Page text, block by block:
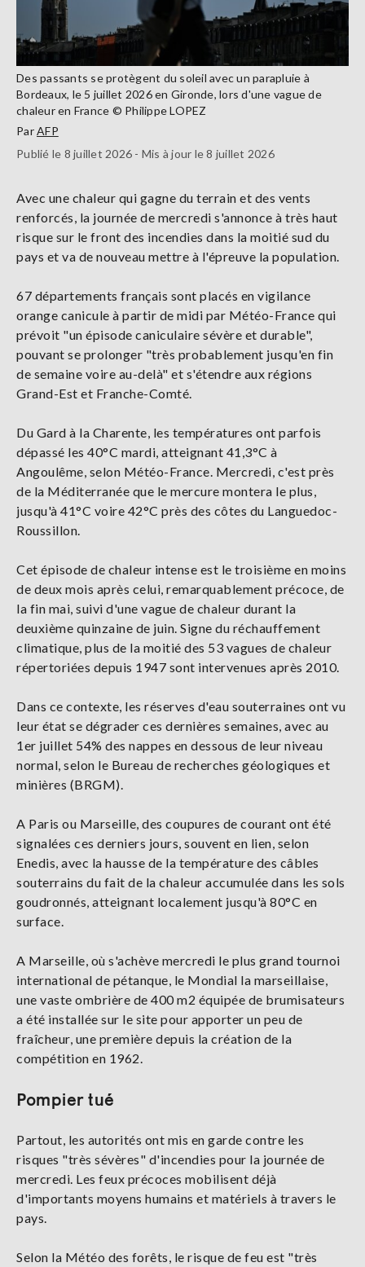
Des passants se protègent du soleil avec un parapluie à
Bordeaux, le 5 juillet 2026 en Gironde, lors d'une vague de
chaleur en France © Philippe LOPEZ
ParAFP
Publié le 8 juillet 2026 - Mis à jour le 8 juillet 2026
Avec une chaleur qui gagne du terrain et des vents
renforcés, la journée de mercredi s'annonce à très haut
risque sur le front des incendies dans la moitié sud du
pays et va de nouveau mettre à l'épreuve la population.
67 départements français sont placés en vigilance
orange canicule à partir de midi par Météo-France qui
prévoit "un épisode caniculaire sévère et durable",
pouvant se prolonger "très probablement jusqu'en fin
de semaine voire au-delà" et s'étendre aux régions
Grand-Est et Franche-Comté.
Du Gard à la Charente, les températures ont parfois
dépassé les 40°C mardi, atteignant 41,3°C à
Angoulême, selon Météo-France. Mercredi, c'est près
de la Méditerranée que le mercure montera le plus,
jusqu'à 41°C voire 42°C près des côtes du Languedoc-
Roussillon.
Cet épisode de chaleur intense est le troisième en moins
de deux mois après celui, remarquablement précoce, de
la fin mai, suivi d'une vague de chaleur durant la
deuxième quinzaine de juin. Signe du réchauffement
climatique, plus de la moitié des 53 vagues de chaleur
répertoriées depuis 1947 sont intervenues après 2010.
Dans ce contexte, les réserves d'eau souterraines ont vu
leur état se dégrader ces dernières semaines, avec au
1er juillet 54% des nappes en dessous de leur niveau
normal, selon le Bureau de recherches géologiques et
minières (BRGM).
A Paris ou Marseille, des coupures de courant ont été
signalées ces derniers jours, souvent en lien, selon
Enedis, avec la hausse de la température des câbles
souterrains du fait de la chaleur accumulée dans les sols
goudronnés, atteignant localement jusqu'à 80°C en
surface.
A Marseille, où s'achève mercredi le plus grand tournoi
international de pétanque, le Mondial la marseillaise,
une vaste ombrière de 400 m2 équipée de brumisateurs
a été installée sur le site pour apporter un peu de
fraîcheur, une première depuis la création de la
compétition en 1962.
Pompier tué
Partout, les autorités ont mis en garde contre les
risques "très sévères" d'incendies pour la journée de
mercredi. Les feux précoces mobilisent déjà
d'importants moyens humains et matériels à travers le
pays.
Selon la Météo des forêts, le risque de feu est "très